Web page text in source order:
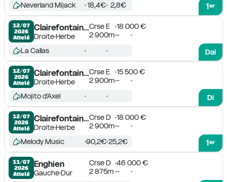
1er
Neverland Mijack 18,4€ 2,8€
12/07
2026
Attelé
Clairefontaine-Deauville
DroiteHerbe
Crse E
18 000 €
2 900m -
Dai
La Callas
12/07
2026
Attelé
Clairefontaine-Deauville
DroiteHerbe
Crse E
15 500 €
2 900m -
Di
Mojito d'Axel
12/07
2026
Attelé
Clairefontaine-Deauville
DroiteHerbe
Crse D
18 000 €
2 900m -
1er
Melody Music 90,2€ 25,2€
11/07
2026
Attelé
Enghien
GaucheDur
Crse D
46 000 €
2 875m -